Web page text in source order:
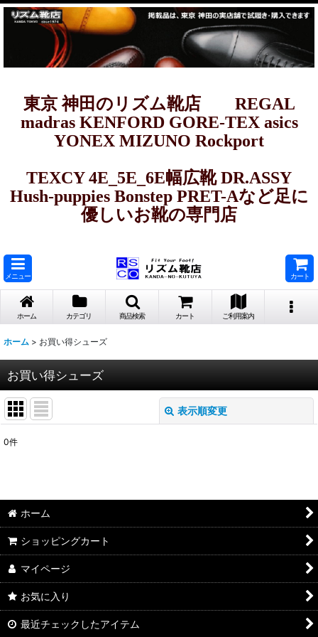
東京 神田のリズム靴店 REGAL
madras KENFORD GORE-TEX asics
YONEX MIZUNO Rockport
TEXCY 4E_5E_6E幅広靴 DR.ASSY
Hush-puppies Bonstep PRET-Aなど足に
優しいお靴の専門店
メニュー カート
ホーム カテゴリ 商品検索 カート ご利用案内
ホーム > お買い得シューズ
お買い得シューズ
表示順変更
絞り込む
0件
ホーム
ショッピングカート
マイページ
お気に入り
最近チェックしたアイテム